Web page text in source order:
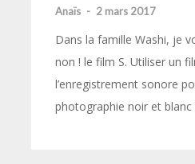
Anaïs - 2 mars 2017
Dans la famille Washi, je
non ! le film S. Utiliser un
l’enregistrement sonore
photographie noir et